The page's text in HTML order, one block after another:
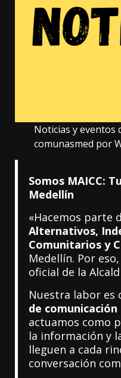
Noticias y eventos
comunasmed por
Somos MAICC:
Medellín
«Hacemos parte
Alternativos,
Comunitarios y
Medellín. Por
oficial de la
Nuestra labor es
de
actuamos como
la información y
lleguen a cada
conversación